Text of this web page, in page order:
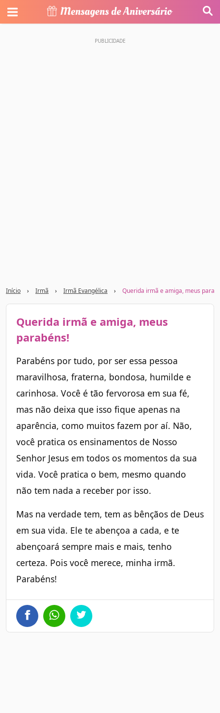
Início › Irmã › Irmã Evangélica › Querida irmã e amiga, meus
Querida irmã e amiga, meus
parabéns!
Parabéns por tudo, por ser essa pessoa
maravilhosa, fraterna, bondosa, humilde e
carinhosa. Você é tão fervorosa em sua fé,
mas não deixa que isso fique apenas na
aparência, como muitos fazem por aí. Não,
você pratica os ensinamentos de Nosso
Senhor Jesus em todos os momentos da sua
vida. Você pratica o bem, mesmo quando
não tem nada a receber por isso.
Mas na verdade tem, tem as bênçãos de Deus
em sua vida. Ele te abençoa a cada, e te
abençoará sempre mais e mais, tenho
certeza. Pois você merece, minha irmã.
Parabéns!